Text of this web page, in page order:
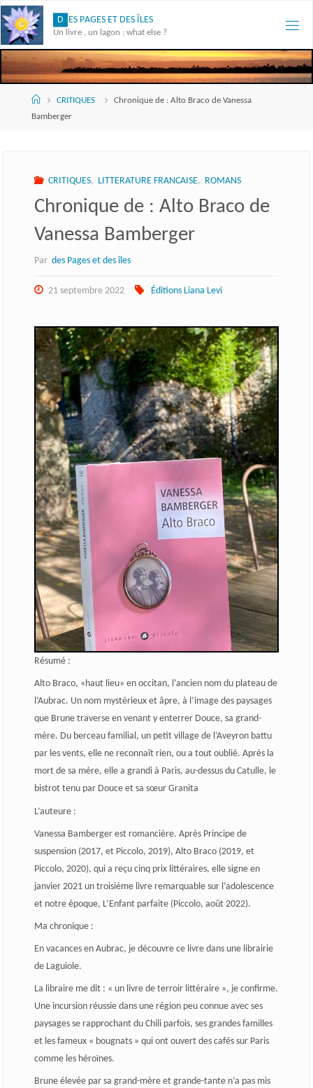
Skip
to
content
D ES PAGES ET DES ÎLES
Un livre , un lagon : what else ?
AccueilCRITIQUES
Chronique de : Alto Braco de Vanessa
Bamberger
CRITIQUES, LITTERATURE FRANCAISE, ROMANS
Chronique de : Alto Braco de
Vanessa Bamberger
Par des Pages et des îles
21 septembre 2022 Éditions Liana Levi
Résumé :
Alto Braco, «haut lieu» en occitan, l’ancien nom du plateau de
l’Aubrac. Un nom mystérieux et âpre, à l’image des paysages
que Brune traverse en venant y enterrer Douce, sa grand-
mère. Du berceau familial, un petit village de l’Aveyron battu
par les vents, elle ne reconnaît rien, ou a tout oublié. Après la
mort de sa mère, elle a grandi à Paris, au-dessus du Catulle, le
bistrot tenu par Douce et sa sœur Granita
L’auteure :
Vanessa Bamberger est romancière. Après Principe de
suspension (2017, et Piccolo, 2019), Alto Braco (2019, et
Piccolo, 2020), qui a reçu cinq prix littéraires, elle signe en
janvier 2021 un troisième livre remarquable sur l’adolescence
et notre époque, L’Enfant parfaite (Piccolo, août 2022).
Ma chronique :
En vacances en Aubrac, je découvre ce livre dans une librairie
de Laguiole.
La libraire me dit : « un livre de terroir littéraire », je confirme.
Une incursion réussie dans une région peu connue avec ses
paysages se rapprochant du Chili parfois, ses grandes familles
et les fameux « bougnats » qui ont ouvert des cafés sur Paris
comme les héroïnes.
Brune élevée par sa grand-mère et grande-tante n’a pas mis